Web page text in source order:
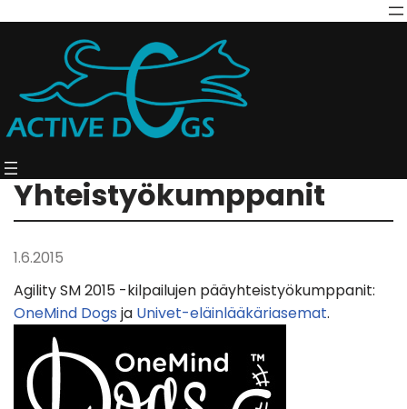
Yhteistyökumppanit
1.6.2015
Agility SM 2015 -kilpailujen pääyhteistyökumppanit:
OneMind Dogs ja Univet-eläinlääkäriasemat.